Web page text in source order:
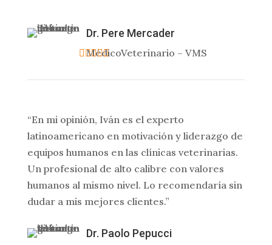
Dr. Pere Mercader
MédicoVeterinario – VMS
“En mi opinión, Iván es el experto
latinoamericano en motivación y liderazgo de
equipos humanos en las clínicas veterinarias.
Un profesional de alto calibre con valores
humanos al mismo nivel. Lo recomendaría sin
dudar a mis mejores clientes.”
Dr. Paolo Pepucci